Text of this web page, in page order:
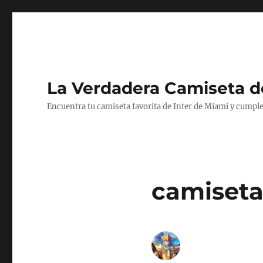
La Verdadera Camiseta
Encuentra tu camiseta favorita de Inter de Miami y